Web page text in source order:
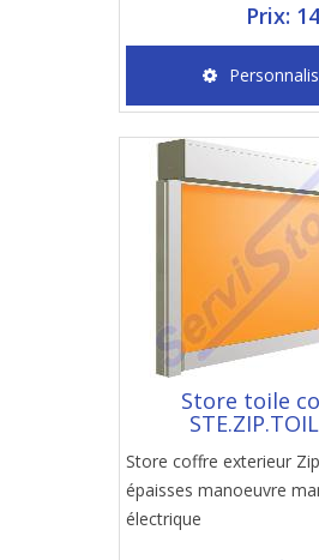
Prix:
Store toile
Store coffre exterieur
épaisses manoeuvre
électrique